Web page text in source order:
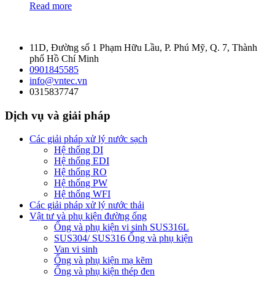
Read more
11D, Đường số 1 Phạm Hữu Lầu, P. Phú Mỹ, Q. 7, Thành
phố Hồ Chí Minh
0901845585
info@vntec.vn
0315837747
Dịch vụ và giải pháp
Các giải pháp xử lý nước sạch
Hệ thống DI
Hệ thống EDI
Hệ thống RO
Hệ thống PW
Hệ thống WFI
Các giải pháp xử lý nước thải
Vật tư và phụ kiện đường ống
Ống và phụ kiện vi sinh SUS316L
SUS304/ SUS316 Ống và phụ kiện
Van vi sinh
Ống và phụ kiện mạ kẽm
Ống và phụ kiện thép đen